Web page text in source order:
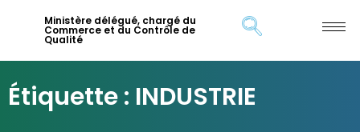
Ministère délégué, chargé du
Commerce et du Contrôle de
Qualité
Étiquette : INDUSTRIE